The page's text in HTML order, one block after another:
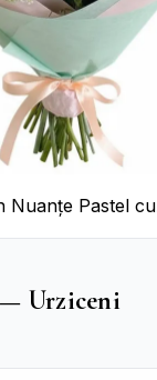
Nuanțe Pastel cu
Roz
Urziceni